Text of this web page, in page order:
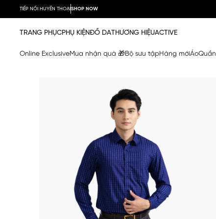
TIẾP NỐI HUYỀN THOẠISHOP NOW
TRANG PHỤCPHỤ KIỆNĐỒ DATHƯƠNG HIỆUACTIVE
Online ExclusiveMua nhận quà 🎁Bộ sưu tậpHàng mớiÁoQuần